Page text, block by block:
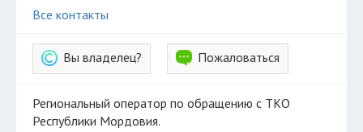
Все контакты
Вы владелец? Пожаловаться
Региональный оператор по обращению с ТКО
Республики Мордовия.